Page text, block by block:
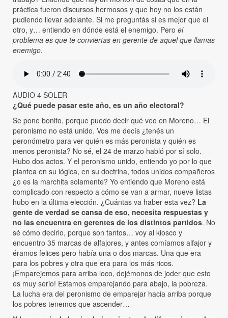
práctica fueron discursos hermosos y que hoy no los están
pudiendo llevar adelante. Si me preguntás si es mejor que el
otro, y… entiendo en dónde está el enemigo. Pero el
problema es que te conviertas en gerente de aquel que llamas
enemigo.
AUDIO 4 SOLER
¿Qué puede pasar este año, es un año electoral?
Se pone bonito, porque puedo decir qué veo en Moreno… El
peronismo no está unido. Vos me decís ¿tenés un
peronómetro para ver quién es más peronista y quién es
menos peronista? No sé, el 24 de marzo habló por sí solo.
Hubo dos actos. Y el peronismo unido, entiendo yo por lo que
plantea en su lógica, en su doctrina, todos unidos compañeros
¿o es la marchita solamente? Yo entiendo que Moreno está
complicado con respecto a cómo se van a armar, nueve listas
hubo en la última elección. ¿Cuántas va haber esta vez? La
gente de verdad se cansa de eso, necesita respuestas y
no las encuentra en gerentes de los distintos partidos. No
sé cómo decirlo, porque son tantos… voy al kiosco y
encuentro 35 marcas de alfajores, y antes comíamos alfajor y
éramos felices pero había una o dos marcas. Una que era
para los pobres y otra que era para los más ricos.
¡Emparejemos para arriba loco, dejémonos de joder que esto
es muy serio! Estamos emparejando para abajo, la pobreza.
La lucha era del peronismo de emparejar hacia arriba porque
los pobres tenemos que ascender…